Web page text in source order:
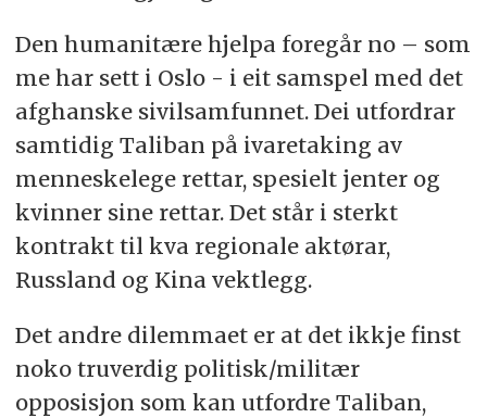
Den humanitære hjelpa foregår no – som
me har sett i Oslo - i eit samspel med det
afghanske sivilsamfunnet. Dei utfordrar
samtidig Taliban på ivaretaking av
menneskelege rettar, spesielt jenter og
kvinner sine rettar. Det står i sterkt
kontrakt til kva regionale aktørar,
Russland og Kina vektlegg.
Det andre dilemmaet er at det ikkje finst
noko truverdig politisk/militær
opposisjon som kan utfordre Taliban,